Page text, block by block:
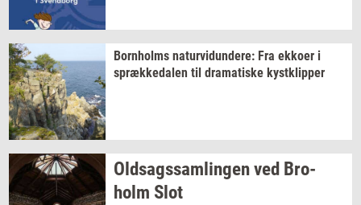
Born­holms na­tur­vi­dun­de­re: Fra ek­ko­er i
spræk­ke­da­len til dra­ma­ti­ske kyst­klip­per
Oldsags­sam­lin­genved Bro­
holm Slot